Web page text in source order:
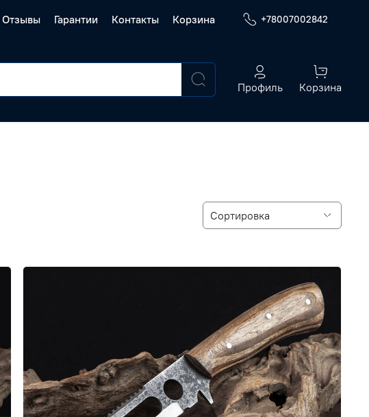
Отзывы Гарантии Контакты Корзина +78007002842
Профиль Корзина